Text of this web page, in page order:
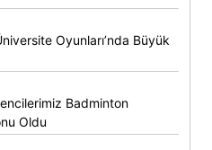
Oyunları’nda Büyük
Badminton
Oldu